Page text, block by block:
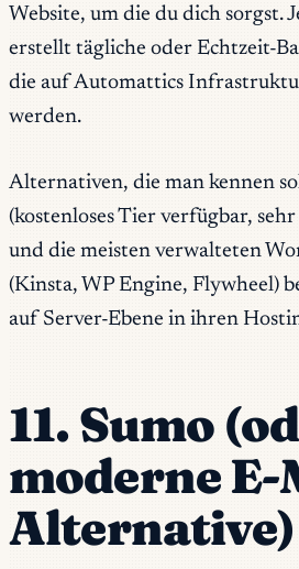
Website, um die du dich sorgst.
erstellt tägliche oder Echtzeit-
die auf Automattics
werden.
Alternativen, die man kennen
(kostenloses Tier verfügbar,
und die meisten verwalteten
(Kinsta, WP Engine, Flywheel)
auf Server-Ebene in ihren
11. Sumo
moderne
Alternative)